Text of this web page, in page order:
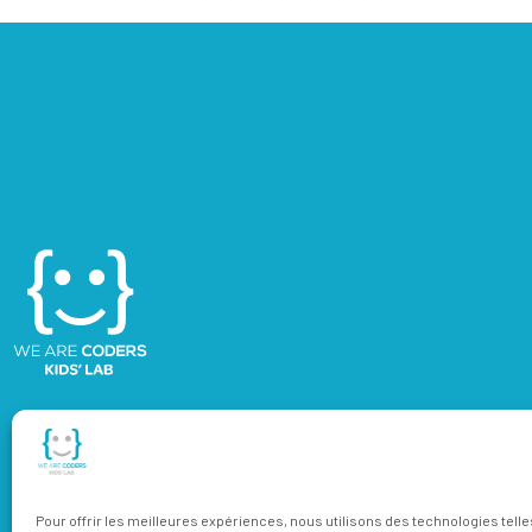
Pour offrir les meilleures expériences, nous utilisons des technologies